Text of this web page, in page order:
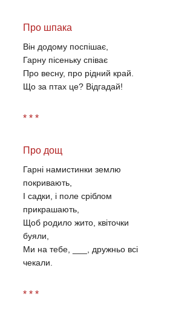
Про шпака
Він додому поспішає,
Гарну пісеньку співає
Про весну, про рідний край.
Що за птах це? Відгадай!
* * *
Про дощ
Гарні намистинки землю
покривають,
І садки, і поле сріблом
прикрашають,
Щоб родило жито, квіточки
буяли,
Ми на тебе, ___, дружньо всі
чекали.
* * *